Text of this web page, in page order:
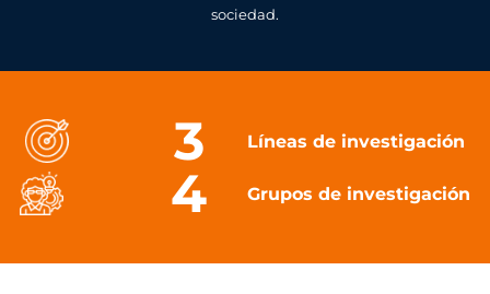
sociedad.
3 Líneas de investigación
4 Grupos de investigación